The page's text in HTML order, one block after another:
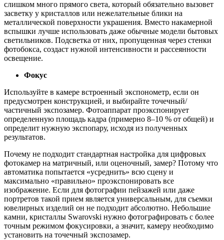
слишком много прямого света, который обязательно вызовет
засветку у кристаллов или нежелательные блики на
металлической поверхности украшения. Вместо накамерной
вспышки лучше использовать даже обычные модели бытовых
светильников. Подсветка от них, пропущенная через стенки
фотобокса, создаст нужной интенсивности и рассеянности
освещение.
Фокус
Используйте в камере встроенный экспонометр, если он
предусмотрен конструкцией, и выбирайте точечный/
частичный экспозамер. Фотоаппарат проэкспонирует
определенную площадь кадра (примерно 8–10 % от общей) и
определит нужную экспопару, исходя из полученных
результатов.
Почему не подходит стандартная настройка для цифровых
фотокамер на матричный, или оценочный, замер? Потому что
автоматика попытается «усреднить» всю сцену и
максимально «правильно» проэкспонировать все
изображение. Если для фотографии пейзажей или даже
портретов такой прием является универсальным, для съемки
ювелирных изделий он не подходит абсолютно. Небольшие
камни, кристаллы Swarovski нужно фотографировать с более
точным режимом фокусировки, а значит, камеру необходимо
установить на точечный экспозамер.